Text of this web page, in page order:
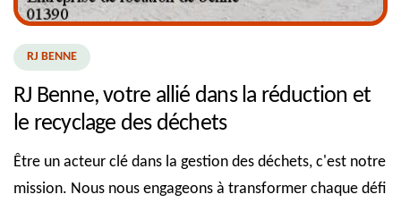
RJ BENNE
RJ Benne, votre allié dans la réduction et
le recyclage des déchets
Être un acteur clé dans la gestion des déchets, c'est notre
mission. Nous nous engageons à transformer chaque défi